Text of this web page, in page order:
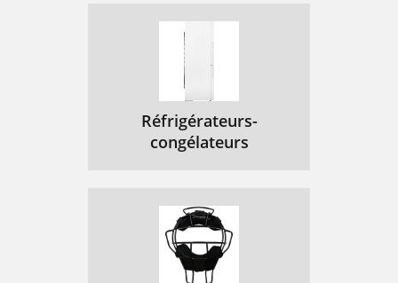
Réfrigérateurs-
congélateurs